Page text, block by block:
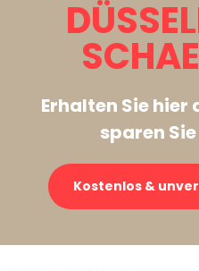
Erhalten Sie hier
sparen
Kostenlos &